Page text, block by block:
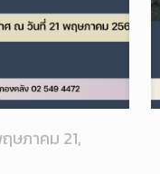
ษภาคม 21,